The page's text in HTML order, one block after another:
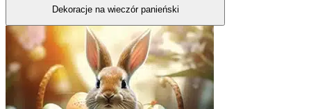
Dekoracje na wieczór panieński